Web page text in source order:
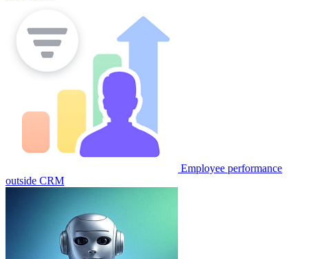
Employee performance
outside CRM